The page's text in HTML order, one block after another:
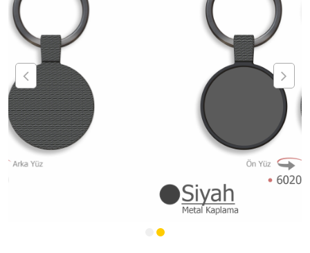
İletişim